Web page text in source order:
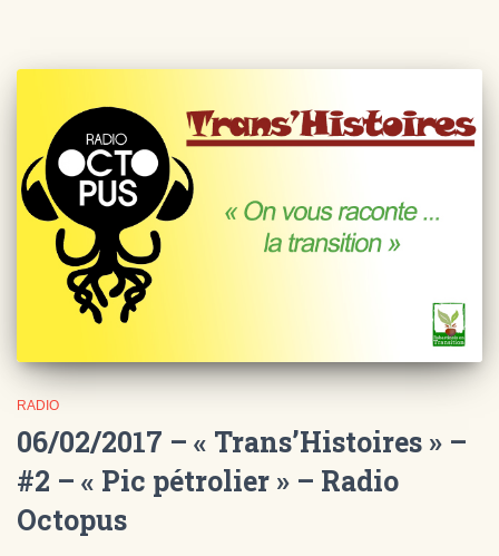
RADIO
06/02/2017 – « Trans’Histoires » –
#2 – « Pic pétrolier » – Radio
Octopus